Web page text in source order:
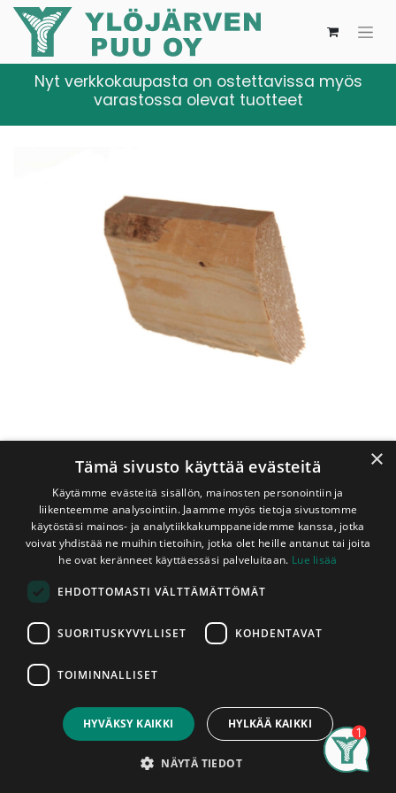
0,83€
Account
Nyt verkkokaupasta on ostettavissa myös
varastossa olevat tuotteet
Shop Kuusi 19x100 mm PL/VL
Kuusi 19x100 mm PL/VL
Sahapintainen
Vajaasärmäinen sahapintainen lauta. Tämän tuotteen
uuden laatuluokituksen mukainen laatuluokka on D. Tämä
tuote on tarkoitettu pääasiassa piiloon jääviin rakenteisiin.
Ota yhteyttä myymäläämme varmistaaksesi saatavilla
olevat pituudet. Laudat myydään kappaleittain. Asennettu
tuote on hyväksytty tuote, Laudoissa ilmeneviin
mahdollisiin tuotantovirheisiin voidaan vedota vain ennen
×
Tämä sivusto käyttää evästeitä
Käytämme evästeitä sisällön, mainosten personointiin ja
liikenteemme analysointiin. Jaamme myös tietoja sivustomme
käytöstäsi mainos- ja analytiikkakumppaneidemme kanssa, jotka
voivat yhdistää ne muihin tietoihin, jotka olet heille antanut tai joita
he ovat keränneet käyttäessäsi palveluitaan. Lue lisää
EHDOTTOMASTI VÄLTTÄMÄTTÖMÄT
SUORITUSKYVYLLISET KOHDENTAVAT
TOIMINNALLISET
HYVÄKSY KAIKKI HYLKÄÄ KAIKKI
NÄYTÄ TIEDOT